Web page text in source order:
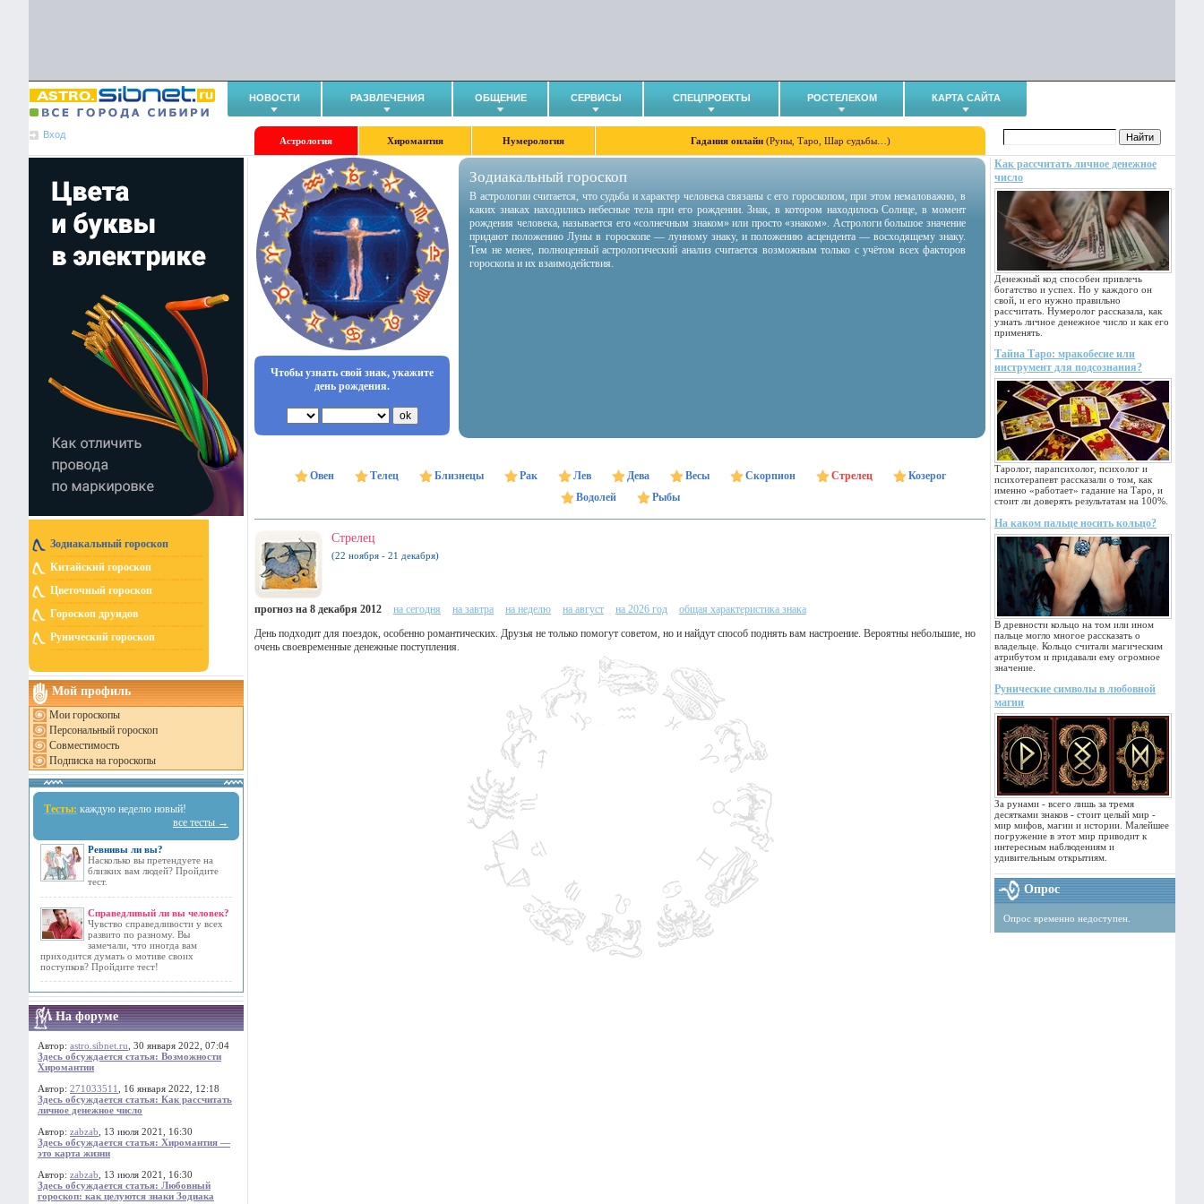
НОВОСТИ РАЗВЛЕЧЕНИЯ ОБЩЕНИЕ СЕРВИСЫ СПЕЦПРОЕКТЫ РОСТЕЛЕКОМ КАРТА САЙТА
Вход
Астрология Хиромантия Нумерология Гадания онлайн (Руны, Таро, Шар судьбы…)
Зодиакальный гороскоп
Китайский гороскоп
Цветочный гороскоп
Гороскоп друидов
Рунический гороскоп
Мой профиль
Мои гороскопы
Персональный гороскоп
Совместимость
Подписка на гороскопы
Тесты: каждую неделю новый!
все тесты →
Ревнивы ли вы?
Насколько вы претендуете на
близких вам людей? Пройдите
тест.
Справедливый ли вы человек?
Чувство справедливости у всех
развито по разному. Вы
замечали, что иногда вам
приходится думать о мотиве своих
поступков? Пройдите тест!
На форуме
Автор: astro.sibnet.ru , 30 января 2022, 07:04
Здесь обсуждается статья: Возможности
Хиромантии
Автор: 271033511
, 16 января 2022, 12:18
Здесь обсуждается статья: Как рассчитать
личное денежное число
Автор: zabzab , 13 июля 2021, 16:30
Здесь обсуждается статья: Хиромантия —
это карта жизни
Автор: zabzab , 13 июля 2021, 16:30
Здесь обсуждается статья: Любовный
гороскоп: как целуются знаки Зодиака
Как рассчитать личное денежное
число
Денежный код способен привлечь
богатство и успех. Но у каждого он
свой, и его нужно правильно
рассчитать. Нумеролог рассказала, как
узнать личное денежное число и как его
применять.
Тайна Таро: мракобесие или
инструмент для подсознания?
Таролог, парапсихолог, психолог и
психотерапевт рассказали о том, как
именно «работает» гадание на Таро, и
стоит ли доверять результатам на 100%.
На каком пальце носить кольцо?
В древности кольцо на том или ином
пальце могло многое рассказать о
владельце. Кольцо считали магическим
атрибутом и придавали ему огромное
значение.
Рунические символы в любовной
магии
За рунами - всего лишь за тремя
десятками знаков - стоит целый мир -
мир мифов, магии и истории. Малейшее
погружение в этот мир приводит к
интересным наблюдениям и
удивительным открытиям.
Опрос
Опрос временно недоступен.
Чтобы узнать свой знак, укажите
день рождения.
Зодиакальный гороскоп
В астрологии считается, что судьба и характер человека связаны с его гороскопом, при этом немаловажно, в
каких знаках находились небесные тела при его рождении. Знак, в котором находилось Солнце, в момент
рождения человека, называется его «солнечным знаком» или просто «знаком». Астрологи большое значение
придают положению Луны в гороскопе — лунному знаку, и положению асцендента — восходящему знаку.
Тем не менее, полноценный астрологический анализ считается возможным только с учётом всех факторов
гороскопа и их взаимодействия.
Овен Телец Близнецы Рак Лев Дева Весы Скорпион Стрелец
Козерог
Водолей
Рыбы
Стрелец
(22 ноября - 21 декабря)
прогноз на 8 декабря 2012 на сегодня на завтра на неделю на август на 2026 год
общая характеристика знака
День подходит для поездок, особенно романтических. Друзья не только помогут советом, но и найдут способ поднять вам настроение. Вероятны небольшие, но
очень своевременные денежные поступления.